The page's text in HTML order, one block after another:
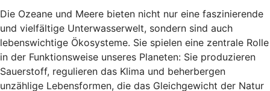
Die Ozeane und Meere bieten nicht nur eine faszinierende
und vielfältige Unterwasserwelt, sondern sind auch
lebenswichtige Ökosysteme. Sie spielen eine zentrale Rolle
in der Funktionsweise unseres Planeten: Sie produzieren
Sauerstoff, regulieren das Klima und beherbergen
unzählige Lebensformen, die das Gleichgewicht der Natur